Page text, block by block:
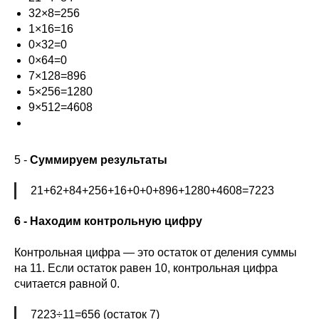
32×8=256
1×16=16
0×32=0
0×64=0
7×128=896
5×256=1280
9×512=4608
5 - Суммируем результаты
21+62+84+256+16+0+0+896+1280+4608=7223
6 - Находим контрольную цифру
Контрольная цифра — это остаток от деления суммы
на 11. Если остаток равен 10, контрольная цифра
считается равной 0.
7223÷11=656 (остаток 7)